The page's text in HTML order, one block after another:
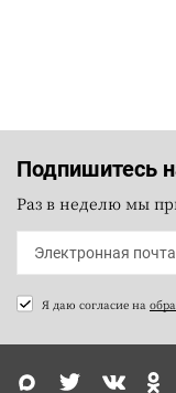
Подпишитесь
Раз в неделю мы
Я даю согласие на